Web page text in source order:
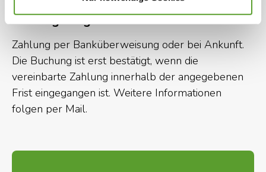
Erleben Sie tropische Tiere, beeindruckende
Kuppeln und exotische Natur im größten Indoor-
Regenwald Dänemarks.
✔ Memphis Mansion
Ein Muss für Elvis-Fans und alle, die sich für
amerikanische Kultur interessieren. Hier erwarten
faszinierende Ausstellungsstücke.
Zahlungsmöglichkeiten
Zahlung per Banküberweisung oder bei Ankunft.
Die Buchung ist erst bestätigt, wenn die
vereinbarte Zahlung innerhalb der angegebenen
Frist eingegangen ist. Weitere Informationen
folgen per Mail.